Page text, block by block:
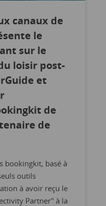
canaux de
le
sur le
loisir post-
et
de
de
bookingkit, basé à
outils
à avoir reçu le
Partner'' à la